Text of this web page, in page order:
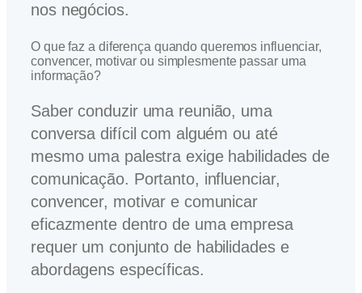
nos negócios.
O que faz a diferença quando queremos influenciar,
convencer, motivar ou simplesmente passar uma
informação?
Saber conduzir uma reunião, uma
conversa difícil com alguém ou até
mesmo uma palestra exige habilidades de
comunicação. Portanto, influenciar,
convencer, motivar e comunicar
eficazmente dentro de uma empresa
requer um conjunto de habilidades e
abordagens específicas.